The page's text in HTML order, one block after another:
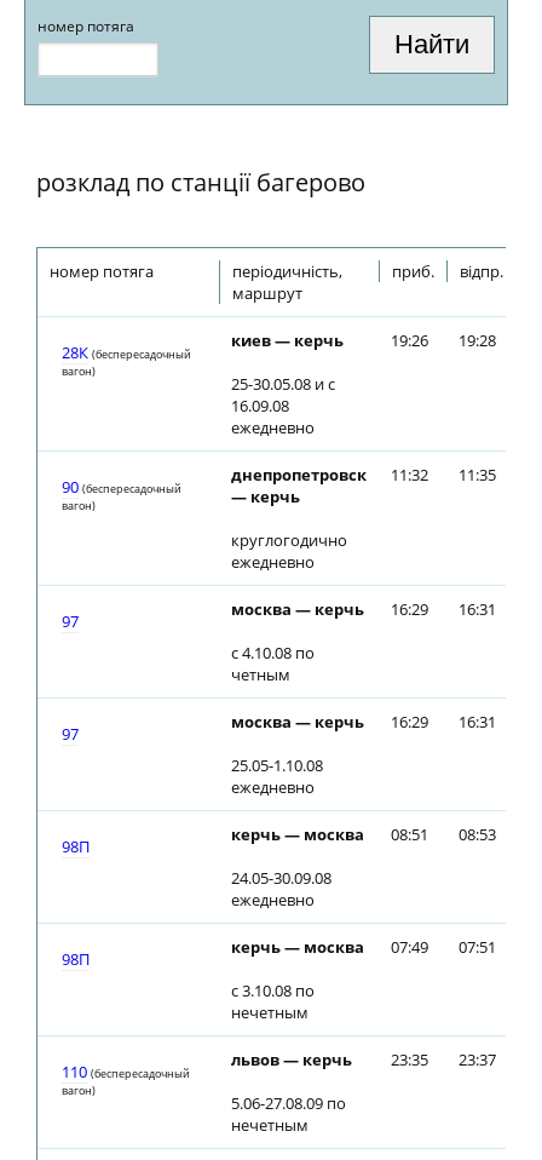
номер потяга
розклад по станції багерово
номер потяга
періодичність,
маршрут
приб. відпр.
28К (беспересадочный
вагон)
киев — керчь
25-30.05.08 и с
16.09.08
ежедневно
19:26 19:28
90 (беспересадочный
вагон)
днепропетровск
— керчь
круглогодично
ежедневно
11:32 11:35
97
москва — керчь
с 4.10.08 по
четным
16:29 16:31
97
москва — керчь
25.05-1.10.08
ежедневно
16:29 16:31
98П
керчь — москва
24.05-30.09.08
ежедневно
08:51 08:53
98П
керчь — москва
с 3.10.08 по
нечетным
07:49 07:51
110 (беспересадочный
вагон)
львов — керчь
5.06-27.08.09 по
нечетным
23:35 23:37